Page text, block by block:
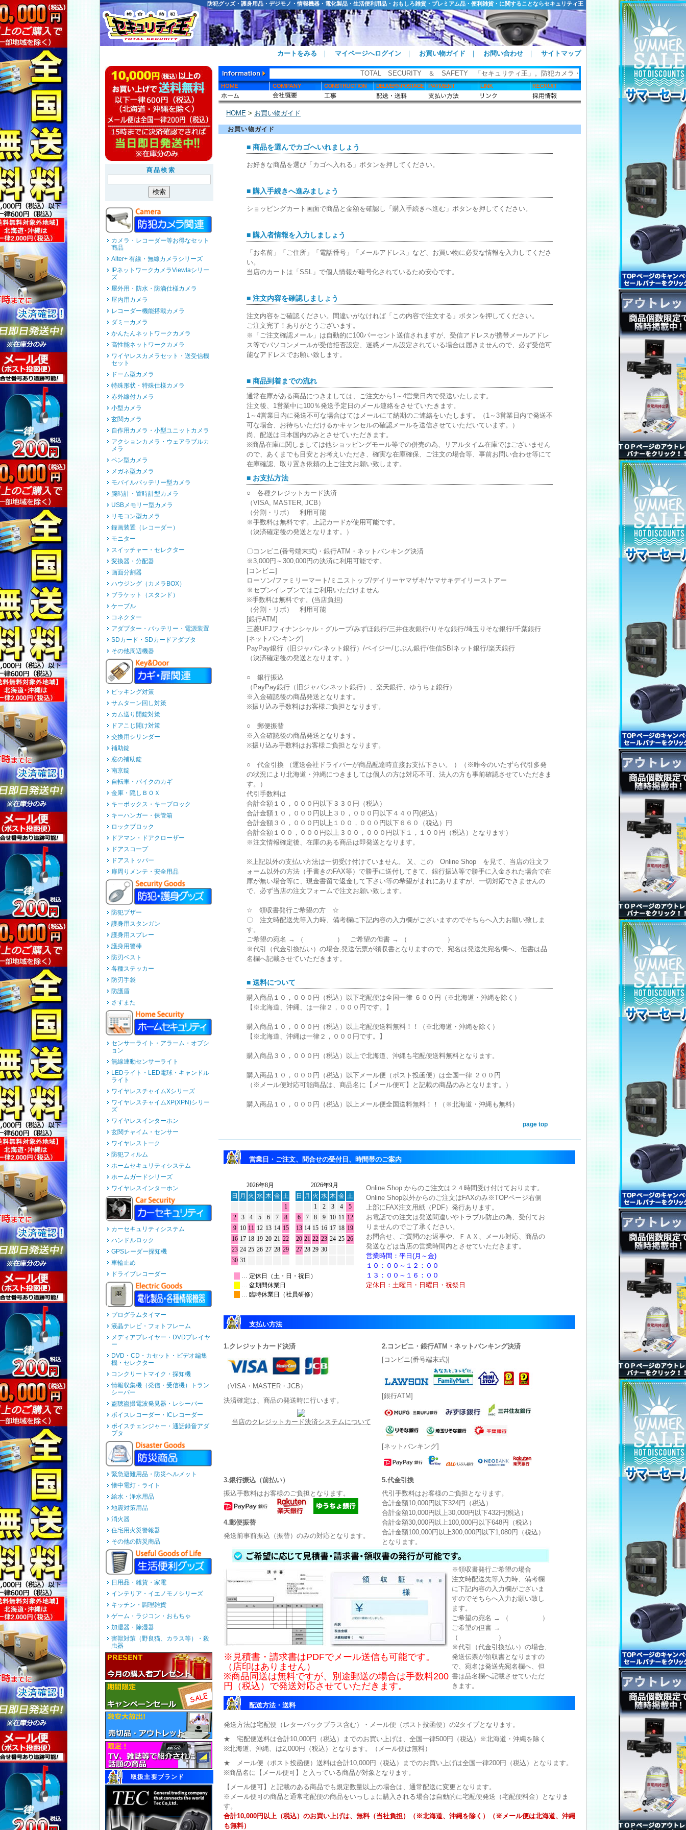
防犯グッズ・護身用品・デジモノ・情報機器・電化製品・生活便利用品・おもしろ雑貨・プレミアム品・便利雑貨・に関することならセキュリティ王
カートをみる ｜ マイページへログイン ｜ お買い物ガイド ｜ お問い合わせ ｜ サイトマップ
商品検索
カメラ・レコーダー等お得なセット
商品
Alter+ 有線・無線カメラシリーズ
IPネットワークカメラViewlaシリー
ズ
屋外用・防水・防滴仕様カメラ
屋内用カメラ
レコーダー機能搭載カメラ
ダミーカメラ
かんたんネットワークカメラ
高性能ネットワークカメラ
ワイヤレスカメラセット・送受信機
セット
ドーム型カメラ
特殊形状・特殊仕様カメラ
赤外線付カメラ
小型カメラ
玄関カメラ
自作用カメラ・小型ユニットカメラ
アクションカメラ・ウェアラブルカ
メラ
ペン型カメラ
メガネ型カメラ
モバイルバッテリー型カメラ
腕時計・置時計型カメラ
USBメモリー型カメラ
リモコン型カメラ
録画装置（レコーダー）
モニター
スイッチャー・セレクター
変換器・分配器
画面分割器
ハウジング（カメラBOX）
ブラケット（スタンド）
ケーブル
コネクター
アダプター・バッテリー・電源装置
SDカード・SDカードアダプタ
その他周辺機器
ピッキング対策
サムターン回し対策
カム送り開錠対策
ドアこじ開け対策
交換用シリンダー
補助錠
窓の補助錠
南京錠
自転車・バイクのカギ
金庫・隠しＢＯＸ
キーボックス・キーブロック
キーハンガー・保管箱
ロックブロック
ドアマン・ドアクローザー
ドアスコープ
ドアストッパー
扉周りメンテ・安全用品
防犯ブザー
護身用スタンガン
護身用スプレー
護身用警棒
防刃ベスト
各種ステッカー
防刃手袋
防護盾
さすまた
センサーライト・アラーム・オプシ
ョン
無線連動センサーライト
LEDライト・LED電球・キャンドル
ライト
ワイヤレスチャイムXシリーズ
ワイヤレスチャイムXP(XPN)シリー
ズ
ワイヤレスインターホン
玄関チャイム・センサー
ワイヤレストーク
防犯フィルム
ホームセキュリティシステム
ホームガードシリーズ
ワイヤレスインターホン
カーセキュリティシステム
ハンドルロック
GPSレーダー探知機
車輪止め
ドライブレコーダー
プログラムタイマー
液晶テレビ・フォトフレーム
メディアプレイヤー・DVDプレイヤ
ー
DVD・CD・カセット・ビデオ編集
機・セレクター
コンクリートマイク・探知機
情報収集機（発信・受信機）トラン
シーバー
盗聴盗撮電波発見器・レシーバー
ボイスレコーダー・ICレコーダー
ボイスチェンジャー・通話録音アダ
プタ
緊急避難用品・防災ヘルメット
懐中電灯・ライト
給水・浄水用品
地震対策用品
消火器
住宅用火災警報器
その他の防災商品
日用品・雑貨・家電
インテリア・イエノモノシリーズ
キッチン・調理雑貨
ゲーム・ラジコン・おもちゃ
加湿器・除湿器
害獣対策（野良猫、カラス等）・殺
虫器
取扱主要ブランド
TOTAL SECURITY ＆ SAFETY 「セキュリティ王」。防犯カメラ・防犯グッズ・ホームセキュリティ・カギ関
HOME > お買い物ガイド
お買い物ガイド
■ 商品を選んでカゴへいれましょう
お好きな商品を選び「カゴへ入れる」ボタンを押してください。
■ 購入手続きへ進みましょう
ショッピングカート画面で商品と金額を確認し「購入手続きへ進む」ボタンを押してください。
■ 購入者情報を入力しましょう
「お名前」「ご住所」「電話番号」「メールアドレス」など、お買い物に必要な情報を入力してくださ
い。
当店のカートは「SSL」で個人情報が暗号化されているため安心です。
■ 注文内容を確認しましょう
注文内容をご確認ください。間違いがなければ「この内容で注文する」ボタンを押してください。
ご注文完了！ありがとうございます。
※「ご注文確認メール」は自動的に100パーセント送信されますが、受信アドレスが携帯メールアドレ
ス等でパソコンメールが受信拒否設定、迷惑メール設定されている場合は届きませんので、必ず受信可
能なアドレスでお願い致します。
■ 商品到着までの流れ
通常在庫がある商品につきましては、ご注文から1～4営業日内で発送いたします。
注文後、1営業中に100％発送予定日のメール連絡をさせていたきます。
1～4営業日内に発送不可な場合はてはメールにて納期のご連絡をいたします。（1～3営業日内で発送不
可な場合、お待ちいただけるかキャンセルの確認メールを送信させていただいています。）
尚、配送は日本国内のみとさせていただきます。
※商品在庫に関しましては他ショッピングモール等での併売の為、リアルタイム在庫ではございません
ので、あくまでも目安とお考えいただき、確実な在庫確保、ご注文の場合等、事前お問い合わせ等にて
在庫確認、取り置き依頼の上ご注文お願い致します。
■ お支払方法
○ 各種クレジットカード決済
（VISA, MASTER, JCB）
（分割・リボ） 利用可能
※手数料は無料です。上記カードが使用可能です。
（決済確定後の発送となります。）
〇コンビニ(番号端末式)・銀行ATM・ネットバンキング決済
※3,000円～300,000円の決済に利用可能です。
[コンビニ]
ローソン/ファミリーマート/ミニストップ/デイリーヤマザキ/ヤマサキデイリーストアー
※セブンイレブンではご利用いただけません
※手数料は無料です。(当店負担)
（分割・リボ） 利用可能
[銀行ATM]
三菱UFJフィナンシャル・グループ/みずほ銀行/三井住友銀行/りそな銀行/埼玉りそな銀行/千葉銀行
[ネットバンキング]
PayPay銀行（旧ジャパンネット銀行）/ペイジー/じぶん銀行/住信SBIネット銀行/楽天銀行
（決済確定後の発送となります。）
○ 銀行振込
（PayPay銀行（旧ジャパンネット銀行）、楽天銀行、ゆうちょ銀行）
※入金確認後の商品発送となります。
※振り込み手数料はお客様ご負担となります。
○ 郵便振替
※入金確認後の商品発送となります。
※振り込み手数料はお客様ご負担となります。
○ 代金引換 （運送会社ドライバーが商品配達時直接お支払下さい。 ）（※昨今のいたずら代引多発
の状況により北海道・沖縄につきましては個人の方は対応不可、法人の方も事前確認させていただきま
す。）
代引手数料は
合計金額１０，０００円以下３３０円（税込）
合計金額１０，０００円以上３０，０００円以下４４０円(税込）
合計金額３０，０００円以上１００，０００円以下６６０（税込）円
合計金額１００，０００円以上３００，０００円以下１，１００円（税込）となります）
※注文情報確定後、在庫のある商品は即発送となります。
※上記以外の支払い方法は一切受け付けていません。 又、この Online Shop を見て、当店の注文フ
ォーム以外の方法（手書きのFAX等）で勝手に送付してきて、銀行振込等で勝手に入金された場合で在
庫が無い場合等に、現金書留で返金して下さい等の希望がまれにありますが、一切対応できませんの
で、必ず当店の注文フォームで注文お願い致します。
☆ 領収書発行ご希望の方 ☆
〇 注文時配送先等入力時、備考欄に下記内容の入力欄がございますのでそちらへ入力お願い致しま
す。
ご希望の宛名 → （ ） ご希望の但書 → （ ）
※代引（代金引換払い）の場合,発送伝票が領収書となりますので、宛名は発送先宛名欄へ、但書は品
名欄へ記載させていただきます。
■ 送料について
購入商品１０，０００円（税込）以下宅配便は全国一律 ６００円（※北海道・沖縄を除く）
【※北海道、沖縄、は一律２，０００円です。】
購入商品１０，０００円（税込）以上宅配便送料無料！！（※北海道・沖縄を除く）
【※北海道、沖縄は一律２，０００円です。】
購入商品３０，０００円（税込）以上で北海道、沖縄も宅配便送料無料となります。
購入商品１０，０００円（税込）以下メール便（ポスト投函便）は全国一律 ２００円
（※メール便対応可能商品は、商品名に【メール便可】と記載の商品のみとなります。）
購入商品１０，０００円（税込）以上メール便全国送料無料！！（※北海道・沖縄も無料）
page top
営業日・ご注文、問合せの受付日、時間帯のご案内
Online Shop からのご注文は２４時間受け付けております。
Online Shop以外からのご注文はFAXのみ※TOPページ右側
上部にFAX注文用紙（PDF）発行あります。
お電話での注文は発送間違いやトラブル防止の為、受付てお
りませんのでご了承ください。
お問合せ、ご質問のお返事や、ＦＡＸ、メール対応、商品の
発送などは当店の営業時間内とさせていただきます。
営業時間：平日(月～金)
１０：００～１２：００
１３：００～１６：００
定休日：土曜日・日曜日・祝祭日
支払い方法
1.クレジットカード決済
（VISA・MASTER・JCB）
決済確定は、商品の発送時に行います。
当店のクレジットカード決済システムについて
2.コンビニ・銀行ATM・ネットバンキング決済
[コンビニ(番号端末式)]
[銀行ATM]
[ネットバンキング]
3.銀行振込（前払い）
振込手数料はお客様のご負担となります。
4.郵便振替
発送前事前振込（振替）のみの対応となります。
5.代金引換
代引手数料はお客様のご負担となります。
合計金額10,000円以下324円（税込）
合計金額10,000円以上30,000円以下432円(税込）
合計金額30,000円以上100,000円以下648円（税込）
合計金額100,000円以上300,000円以下1,080円（税込）
となります。
※見積書・請求書はPDFでメール送信も可能です。
（店印はありません）
※商品同送は無料ですが、別途郵送の場合は手数料200
円（税込）で発送対応させていただきます。
※領収書発行ご希望の場合
注文時配送先等入力時、備考欄
に下記内容の入力欄がございま
すのでそちらへ入力お願い致し
ます。
ご希望の宛名 → （ ）
ご希望の但書 →
（ ）
※代引（代金引換払い）の場合,
発送伝票が領収書となりますの
で、宛名は発送先宛名欄へ、但
書は品名欄へ記載させていただ
きます。
配送方法・送料
発送方法は宅配便（レターパックプラス含む）・メール便（ポスト投函便）の2タイプとなります。
★ 宅配便送料は合計10,000円（税込）までのお買い上げは、全国一律500円（税込）※北海道・沖縄を除く
※北海道、沖縄、は2,000円（税込）となります。（メール便は無料）
★ メール便（ポスト投函便）送料は合計10,000円（税込）までのお買い上げは全国一律200円（税込）となります。
※商品名に【メール便可】と入っている商品が対象となります。
【メール便可】と記載のある商品でも規定数量以上の場合は、通常配送に変更となります。
※メール便可の商品と通常宅配便の商品をいっしょに購入される場合は自動的に宅配便発送（宅配便料金）となりま
す。
合計10,000円以上（税込）のお買い上げは、無料（当社負担）（※北海道、沖縄を除く）（※メール便は北海道、沖縄
も無料）